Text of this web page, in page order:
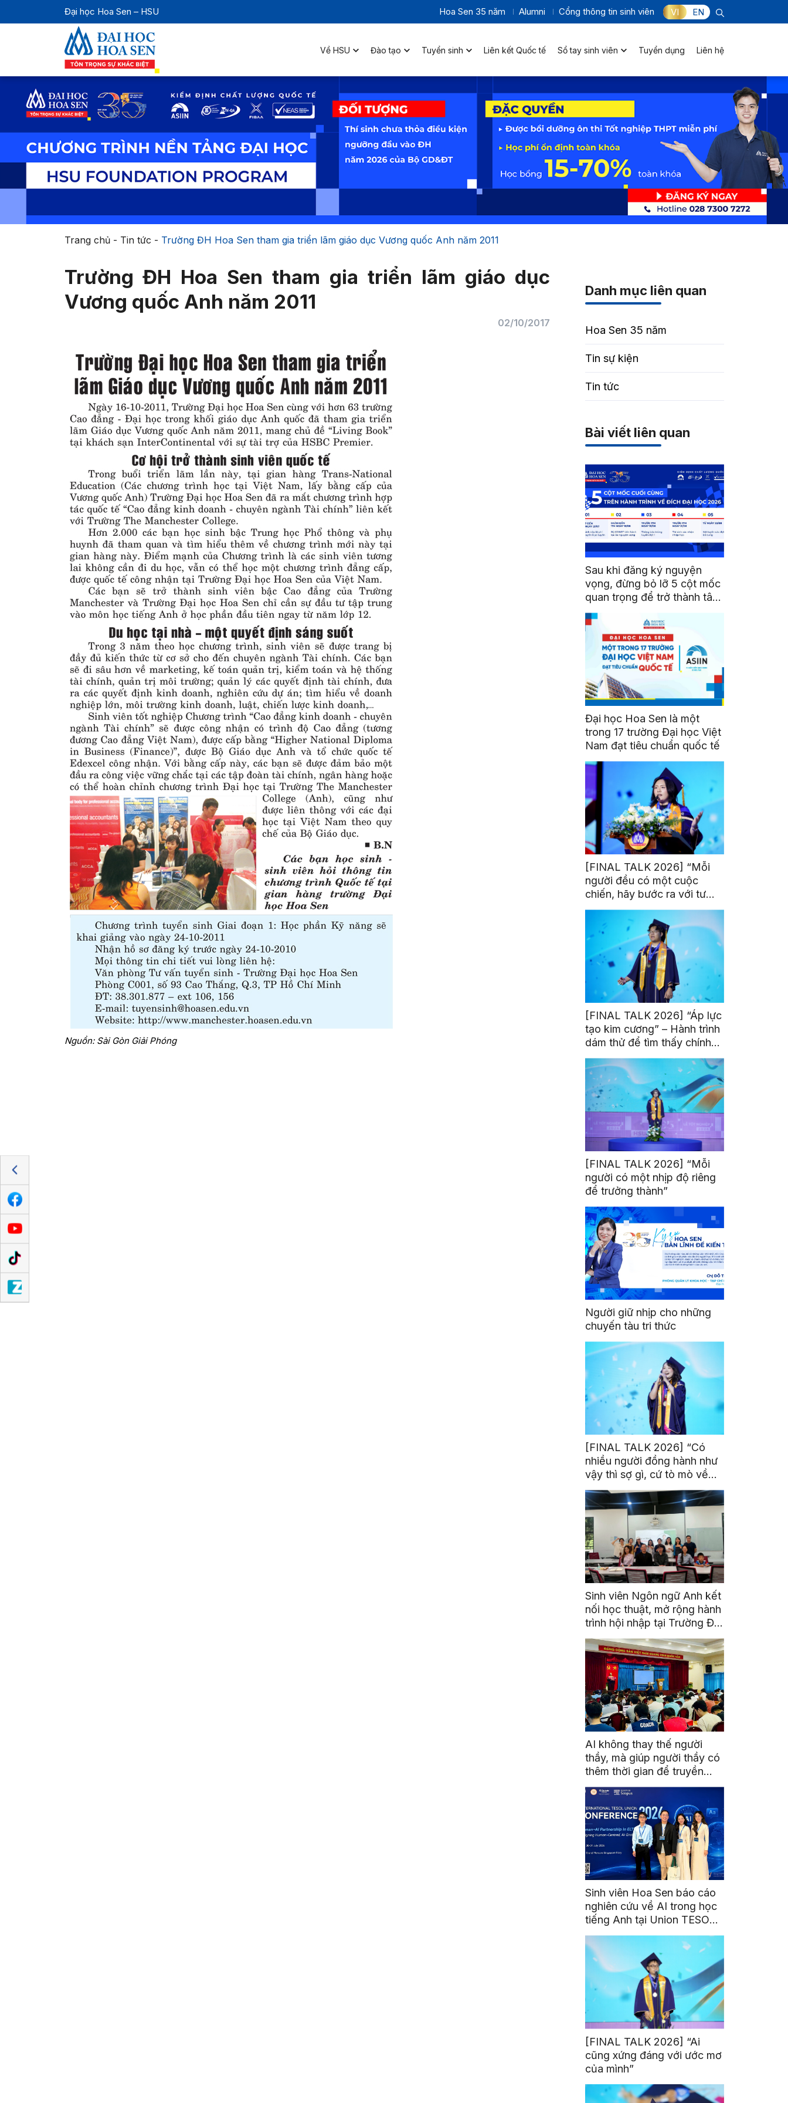
Đại học Hoa Sen – HSU Hoa Sen 35 năm Alumni Cổng thông tin sinh viên VI EN
Về HSU Đào tạo Tuyển sinh Liên kết Quốc tế Sổ tay sinh viên Tuyển dụng Liên hệ
Trang chủ- Tin tức - Trường ĐH Hoa Sen tham gia triển lãm giáo dục Vương quốc Anh năm 2011
Trường ĐH Hoa Sen tham gia triển lãm giáo dục
Vương quốc Anh năm 2011
02/10/2017
Nguồn: Sài Gòn Giải Phóng
Danh mục liên quan
Hoa Sen 35 năm
Tin sự kiện
Tin tức
Bài viết liên quan
Sau khi đăng ký nguyện
vọng, đừng bỏ lỡ 5 cột mốc
quan trọng để trở thành tân
sinh viên HSU
Đại học Hoa Sen là một
trong 17 trường Đại học Việt
Nam đạt tiêu chuẩn quốc tế
[FINAL TALK 2026] “Mỗi
người đều có một cuộc
chiến, hãy bước ra với tư
thế của người chiến thắng”
[FINAL TALK 2026] “Áp lực
tạo kim cương” – Hành trình
dám thử để tìm thấy chính
mình
[FINAL TALK 2026] “Mỗi
người có một nhịp độ riêng
để trưởng thành”
Người giữ nhịp cho những
chuyến tàu tri thức
[FINAL TALK 2026] “Có
nhiều người đồng hành như
vậy thì sợ gì, cứ tò mò về
thế giới thôi”
Sinh viên Ngôn ngữ Anh kết
nối học thuật, mở rộng hành
trình hội nhập tại Trường Đại
học Quốc gia Malaysia
AI không thay thế người
thầy, mà giúp người thầy có
thêm thời gian để truyền
cảm hứng
Sinh viên Hoa Sen báo cáo
nghiên cứu về AI trong học
tiếng Anh tại Union TESOL
2026 ở Singapore
[FINAL TALK 2026] “Ai
cũng xứng đáng với ước mơ
của mình”